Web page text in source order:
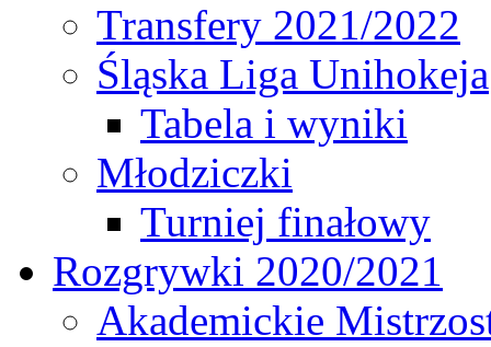
Transfery 2021/2022
Śląska Liga Unihokeja
Tabela i wyniki
Młodziczki
Turniej finałowy
Rozgrywki 2020/2021
Akademickie